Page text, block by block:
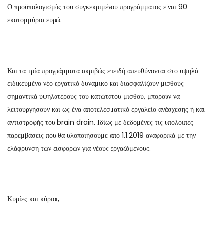
Ο προϋπολογισμός του συγκεκριμένου προγράμματος είναι 90
εκατομμύρια ευρώ.
Και τα τρία προγράμματα ακριβώς επειδή απευθύνονται στο υψηλά
ειδικευμένο νέο εργατικό δυναμικό και διασφαλίζουν μισθούς
σημαντικά υψηλότερους του κατώτατου μισθού, μπορούν να
λειτουργήσουν και ως ένα αποτελεσματικό εργαλείο ανάσχεσης ή και
αντιστροφής του brain drain. Ιδίως με δεδομένες τις υπόλοιπες
παρεμβάσεις που θα υλοποιήσουμε από 1.1.2019 αναφορικά με την
ελάφρυνση των εισφορών για νέους εργαζόμενους.
Κυρίες και κύριοι,